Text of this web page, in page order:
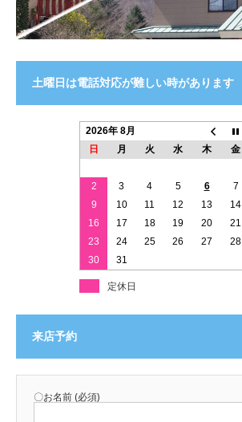
土曜日は電話対応が難しい時があります
2026年 8月
日
月 火 水 木 金
2
3 4 5 6 7
9
10 11 12 13 14
16
17 18 19 20 21
23
24 25 26 27 28
30
31
定休日
来店予約
〇お名前 (必須)